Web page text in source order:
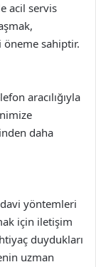
acil servis
öneme sahiptir.
aracılığıyla
daha
yöntemleri
için iletişim
duydukları
uzman